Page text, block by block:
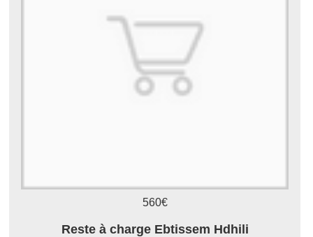
560€
Reste à charge Ebtissem Hdhili